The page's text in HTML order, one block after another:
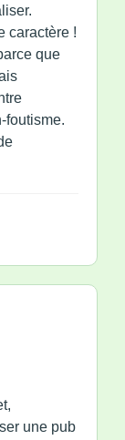
caractère !
que
foutisme.
une pub